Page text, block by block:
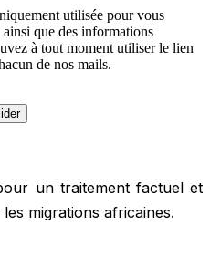
utilisée pour vous
que des informations
à tout moment utiliser le lien
de nos mails.
un traitement factuel et
migrations africaines.